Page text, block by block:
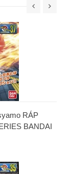
RÁP
BANDAI